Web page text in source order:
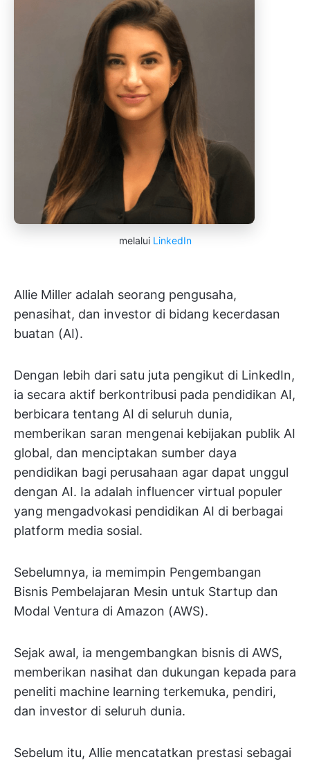
melalui LinkedIn
Allie Miller adalah seorang pengusaha,
penasihat, dan investor di bidang kecerdasan
buatan (AI).
Dengan lebih dari satu juta pengikut di LinkedIn,
ia secara aktif berkontribusi pada pendidikan AI,
berbicara tentang AI di seluruh dunia,
memberikan saran mengenai kebijakan publik AI
global, dan menciptakan sumber daya
pendidikan bagi perusahaan agar dapat unggul
dengan AI. Ia adalah influencer virtual populer
yang mengadvokasi pendidikan AI di berbagai
platform media sosial.
Sebelumnya, ia memimpin Pengembangan
Bisnis Pembelajaran Mesin untuk Startup dan
Modal Ventura di Amazon (AWS).
Sejak awal, ia mengembangkan bisnis di AWS,
memberikan nasihat dan dukungan kepada para
peneliti machine learning terkemuka, pendiri,
dan investor di seluruh dunia.
Sebelum itu, Allie mencatatkan prestasi sebagai